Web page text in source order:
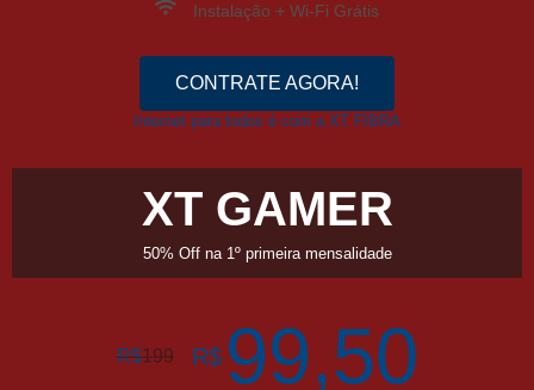
Instalação + Wi-Fi Grátis
CONTRATE AGORA!
Internet para todos é com a XT FIBRA
XT GAMER
50% Off na 1º primeira mensalidade
R$199 R$ 99,50